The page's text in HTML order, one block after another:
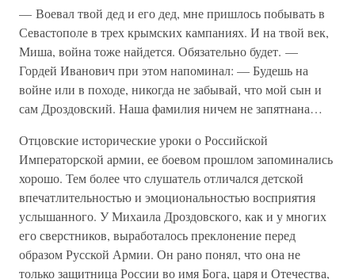
— Воевал твой дед и его дед, мне пришлось побывать в
Севастополе в трех крымских кампаниях. И на твой век,
Миша, война тоже найдется. Обязательно будет. —
Гордей Иванович при этом напоминал: — Будешь на
войне или в походе, никогда не забывай, что мой сын и
сам Дроздовский. Наша фамилия ничем не запятнана…
Отцовские исторические уроки о Российской
Императорской армии, ее боевом прошлом запоминались
хорошо. Тем более что слушатель отличался детской
впечатлительностью и эмоциональностью восприятия
услышанного. У Михаила Дроздовского, как и у многих
его сверстников, выработалось преклонение перед
образом Русской Армии. Он рано понял, что она не
только защитница России во имя Бога, царя и Отечества,